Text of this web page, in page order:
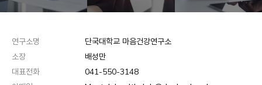
연구소명
단국대학교 마음건강연구소
소장
배성만
대표전화
041-550-3148